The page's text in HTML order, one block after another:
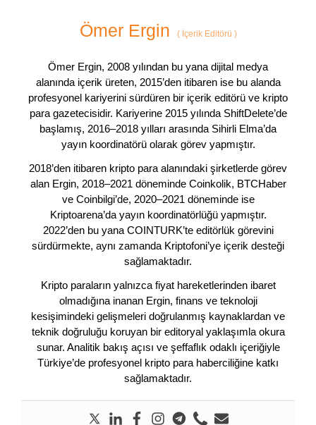
Ömer Ergin (İçerik Editörü )
Ömer Ergin, 2008 yılından bu yana dijital medya
alanında içerik üreten, 2015’den itibaren ise bu alanda
profesyonel kariyerini sürdüren bir içerik editörü ve kripto
para gazetecisidir. Kariyerine 2015 yılında ShiftDelete’de
başlamış, 2016–2018 yılları arasında Sihirli Elma’da
yayın koordinatörü olarak görev yapmıştır.
2018’den itibaren kripto para alanındaki şirketlerde görev
alan Ergin, 2018–2021 döneminde Coinkolik, BTCHaber
ve Coinbilgi’de, 2020–2021 döneminde ise
Kriptoarena’da yayın koordinatörlüğü yapmıştır.
2022’den bu yana COINTURK’te editörlük görevini
sürdürmekte, aynı zamanda Kriptofoni’ye içerik desteği
sağlamaktadır.
Kripto paraların yalnızca fiyat hareketlerinden ibaret
olmadığına inanan Ergin, finans ve teknoloji
kesişimindeki gelişmeleri doğrulanmış kaynaklardan ve
teknik doğruluğu koruyan bir editoryal yaklaşımla okura
sunar. Analitik bakış açısı ve şeffaflık odaklı içeriğiyle
Türkiye’de profesyonel kripto para haberciliğine katkı
sağlamaktadır.